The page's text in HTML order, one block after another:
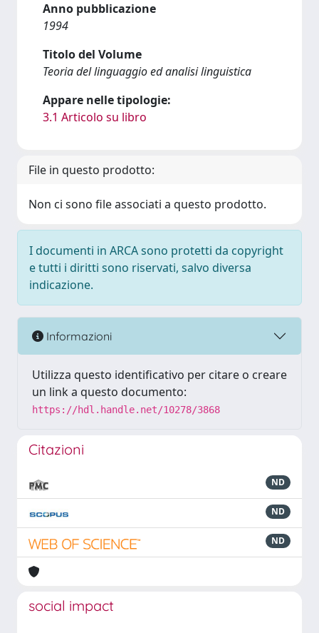
Anno pubblicazione
1994
Titolo del Volume
Teoria del linguaggio ed analisi linguistica
Appare nelle tipologie:
3.1 Articolo su libro
File in questo prodotto:
Non ci sono file associati a questo prodotto.
I documenti in ARCA sono protetti da copyright
e tutti i diritti sono riservati, salvo diversa
indicazione.
Informazioni
Utilizza questo identificativo per citare o creare
un link a questo documento:
https://hdl.handle.net/10278/3868
Citazioni
ND
ND
ND
social impact